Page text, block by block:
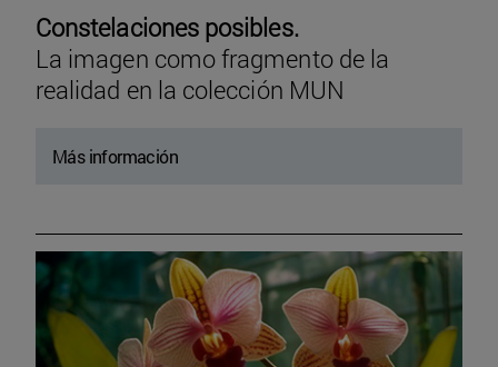
Constelaciones posibles.
La imagen como fragmento de la
realidad en la colección MUN
Más información